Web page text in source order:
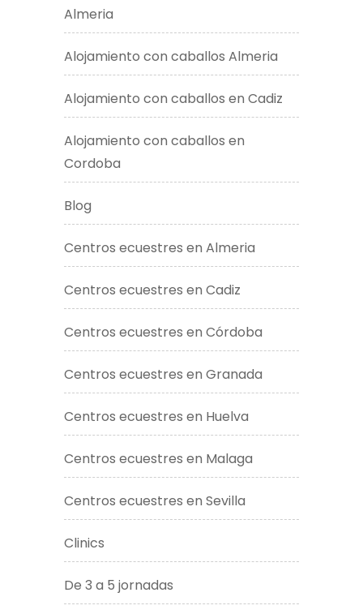
Almeria
Alojamiento con caballos Almeria
Alojamiento con caballos en Cadiz
Alojamiento con caballos en
Cordoba
Blog
Centros ecuestres en Almeria
Centros ecuestres en Cadiz
Centros ecuestres en Córdoba
Centros ecuestres en Granada
Centros ecuestres en Huelva
Centros ecuestres en Malaga
Centros ecuestres en Sevilla
Clinics
De 3 a 5 jornadas